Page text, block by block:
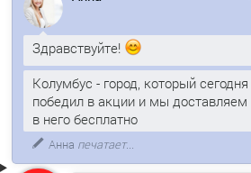
В корзину
Быстрый заказ
Здравствуйте!
Колумбус - город, который сегодня
победил в акции и мы доставляем
в него бесплатно